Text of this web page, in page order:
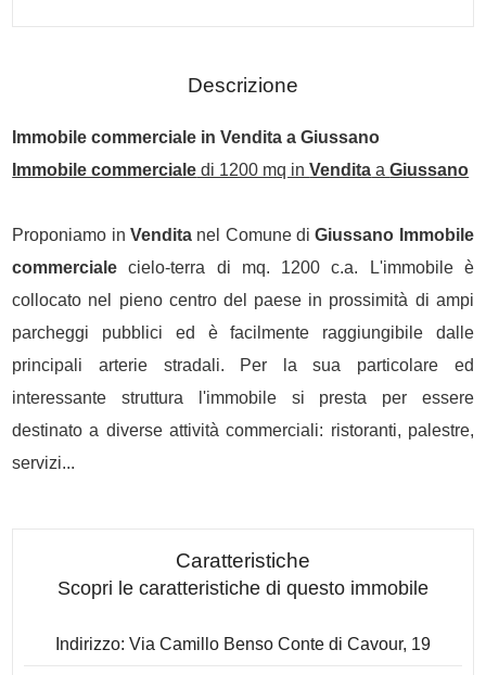
Descrizione
Immobile commerciale inVendita aGiussano
Immobile commerciale di 1200 mq inVendita aGiussano
Proponiamo in Venditanel Comune diGiussano Immobile
commerciale cielo-terra di mq. 1200 c.a. L'immobile è
collocato nel pieno centro del paese in prossimità di ampi
parcheggi pubblici ed è facilmente raggiungibile dalle
principali arterie stradali. Per la sua particolare ed
interessante struttura l'immobile si presta per essere
destinato a diverse attività commerciali: ristoranti, palestre,
servizi...
Caratteristiche
Scopri le caratteristiche di questo immobile
Indirizzo: Via Camillo Benso Conte di Cavour, 19